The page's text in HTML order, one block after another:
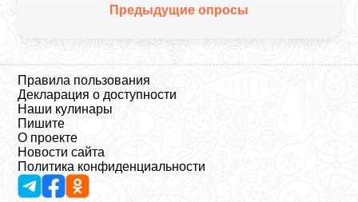
Предыдущие опросы
Правила пользования
Декларация о доступности
Наши кулинары
Пишите
О проекте
Новости сайта
Политика конфиденциальности